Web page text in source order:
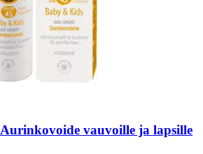
Aurinkovoide vauvoille ja lapsille